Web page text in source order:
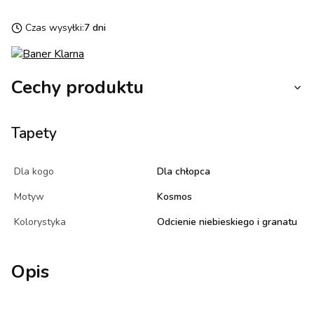
Czas wysyłki:7 dni
Cechy produktu
Tapety
Dla kogo
Dla chłopca
Motyw
Kosmos
Kolorystyka
Odcienie niebieskiego i granatu
Opis